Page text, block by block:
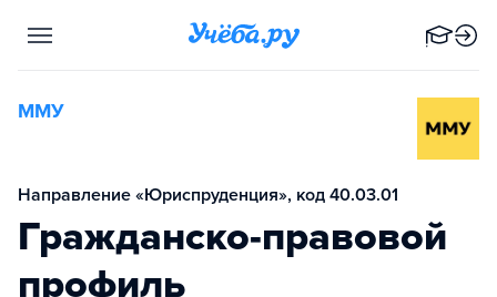
ММУ
Направление «Юриспруденция», код 40.03.01
Гражданско-правовой
профиль